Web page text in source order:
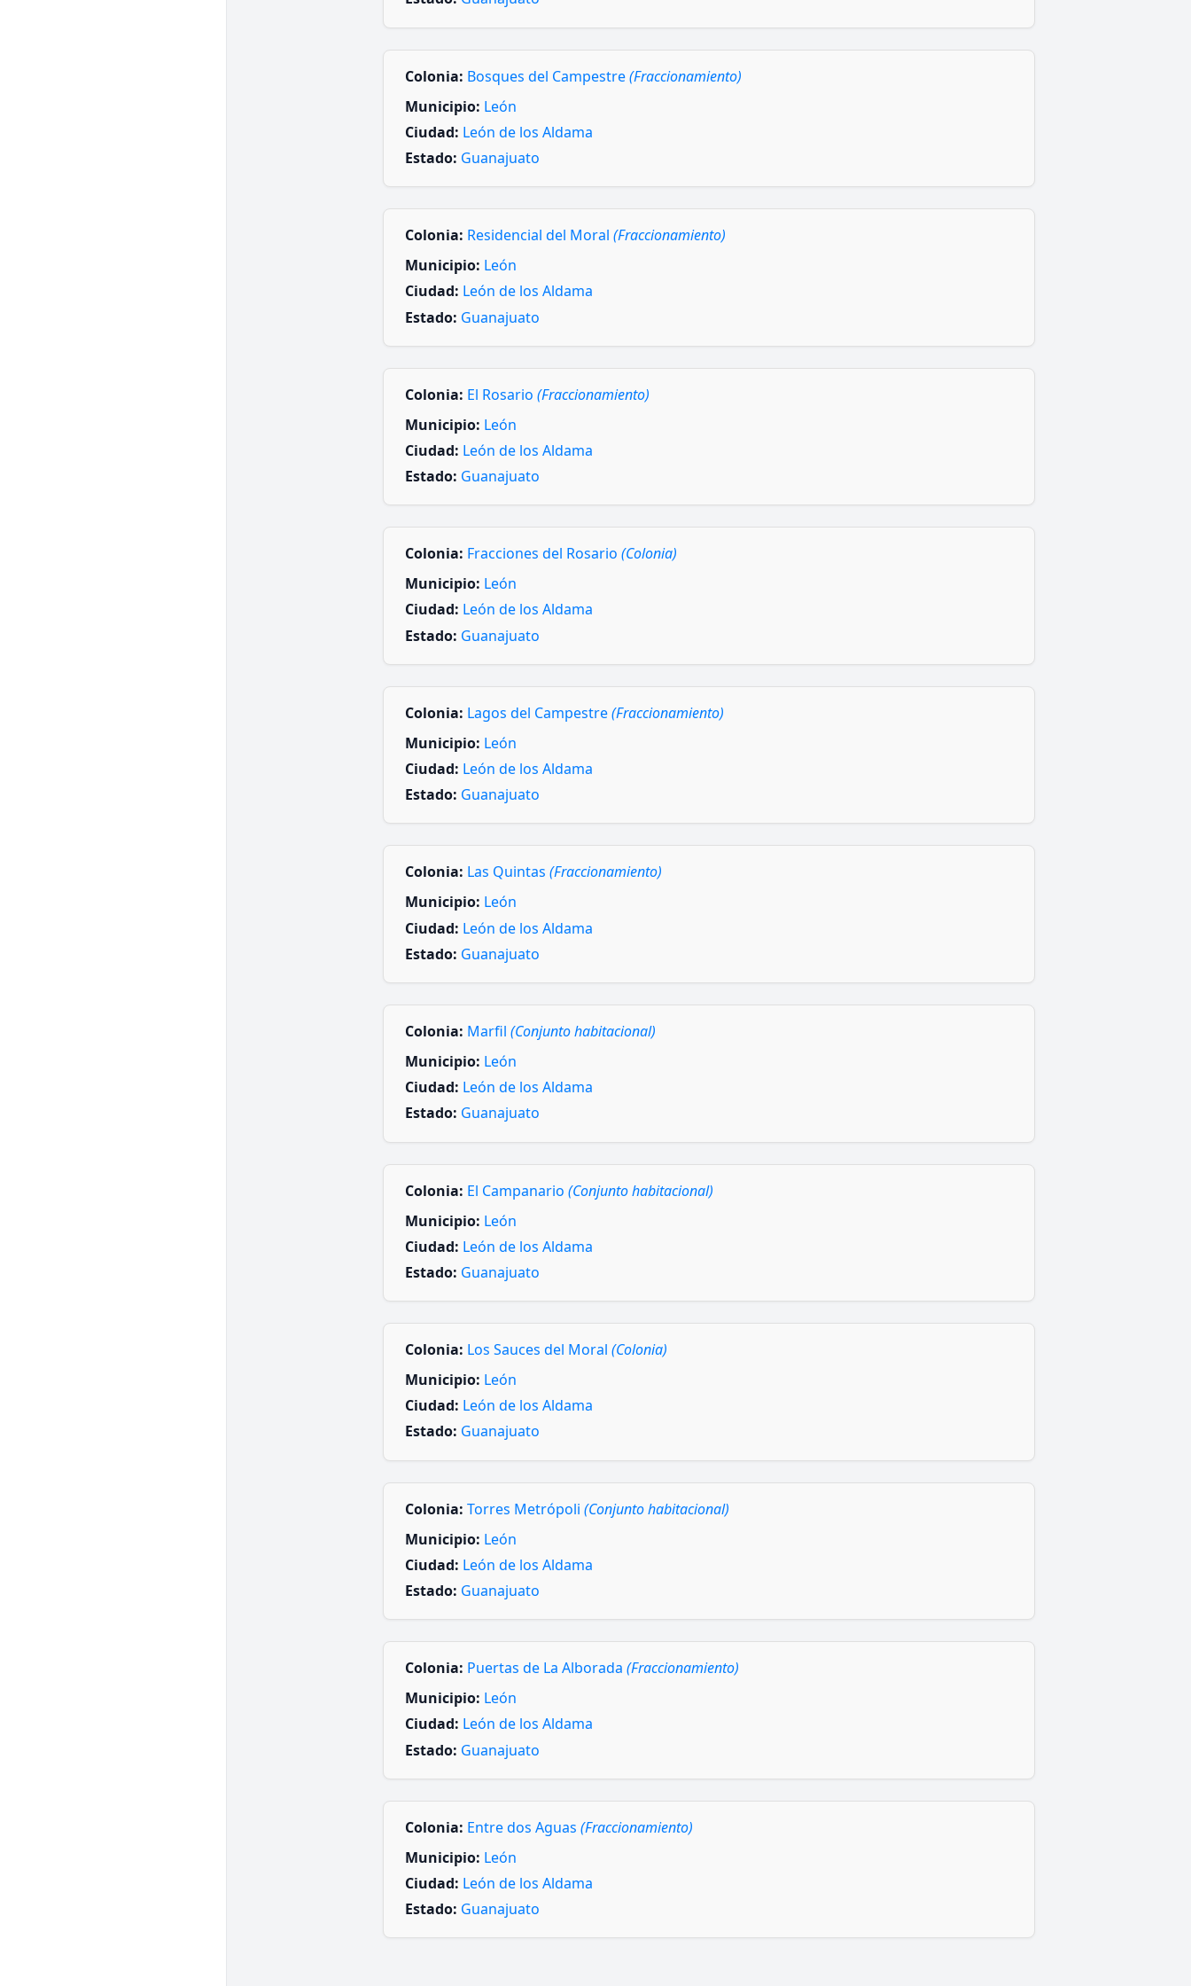
Colonia: Bosques del Campestre(Fraccionamiento)
Municipio: León
Ciudad: León de los Aldama
Estado: Guanajuato
Colonia: Residencial del Moral (Fraccionamiento)
Municipio: León
Ciudad: León de los Aldama
Estado: Guanajuato
Colonia: El Rosario (Fraccionamiento)
Municipio: León
Ciudad: León de los Aldama
Estado: Guanajuato
Colonia: Fracciones del Rosario (Colonia)
Municipio: León
Ciudad: León de los Aldama
Estado: Guanajuato
Colonia: Lagos del Campestre(Fraccionamiento)
Municipio: León
Ciudad: León de los Aldama
Estado: Guanajuato
Colonia: Las Quintas (Fraccionamiento)
Municipio: León
Ciudad: León de los Aldama
Estado: Guanajuato
Colonia: Marfil (Conjunto habitacional)
Municipio: León
Ciudad: León de los Aldama
Estado: Guanajuato
Colonia: El Campanario (Conjunto habitacional)
Municipio: León
Ciudad: León de los Aldama
Estado: Guanajuato
Colonia: Los Sauces del Moral (Colonia)
Municipio: León
Ciudad: León de los Aldama
Estado: Guanajuato
Colonia: Torres Metrópoli (Conjunto habitacional)
Municipio: León
Ciudad: León de los Aldama
Estado: Guanajuato
Colonia: Puertas de La Alborada (Fraccionamiento)
Municipio: León
Ciudad: León de los Aldama
Estado: Guanajuato
Colonia: Entre dos Aguas (Fraccionamiento)
Municipio: León
Ciudad: León de los Aldama
Estado: Guanajuato